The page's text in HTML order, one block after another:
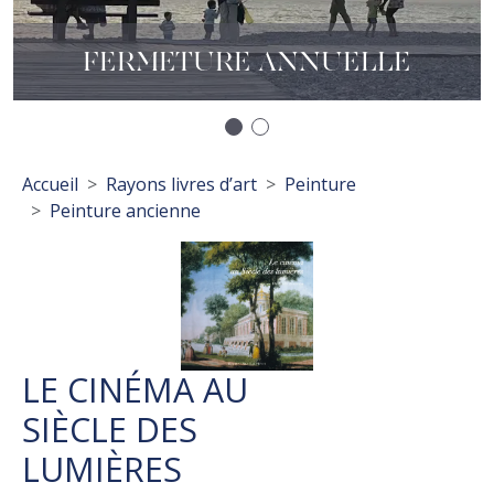
FERMETURE ANNUELLE
Fil d'Ariane
Accueil Rayons livres d’art
Peinture
Peinture ancienne
LE CINÉMA AU
SIÈCLE DES
LUMIÈRES